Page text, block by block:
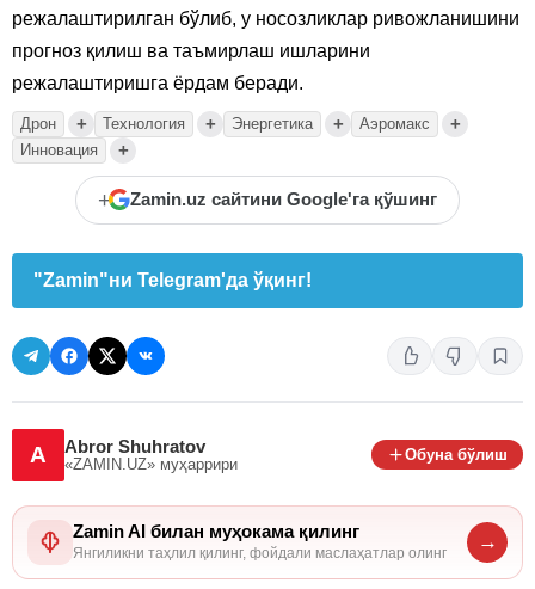
режалаштирилган бўлиб, у носозликлар ривожланишини
прогноз қилиш ва таъмирлаш ишларини
режалаштиришга ёрдам беради.
Дрон + Технология + Энергетика + Аэромакс +
Инновация +
+ Zamin.uz сайтини Google'га қўшинг
"Zamin"ни Telegram'да ўқинг!
A Abror Shuhratov
«ZAMIN.UZ» муҳаррири
Обуна бўлиш
Zamin AI билан муҳокама қилинг
Янгиликни таҳлил қилинг, фойдали маслаҳатлар олинг
→